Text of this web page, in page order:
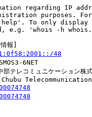
regarding IP
purposes.
help'. To only
e.g. 'whois -h
報]
48
6NET
ミュニケーション株式